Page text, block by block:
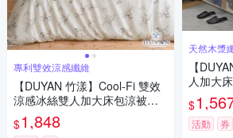
專利雙效涼感纖維
【DUYAN 竹漾】Cool-Fi 雙效
涼感冰絲雙人加大床包涼被四
件組 / 清荷花語
$1,848
天然木漿
【
人加大
語 台灣
$
活動 券